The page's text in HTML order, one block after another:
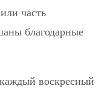
часть
благодарные
воскресный